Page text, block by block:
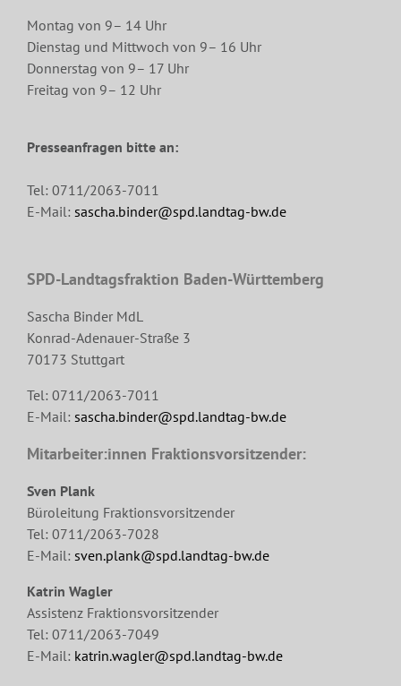
Montag von 9– 14 Uhr
Dienstag und Mittwoch von 9– 16 Uhr
Donnerstag von 9– 17 Uhr
Freitag von 9– 12 Uhr
Presseanfragen bitte an:
Tel: 0711/2063-7011
E-Mail: sascha.binder@spd.landtag-bw.de
SPD-Landtagsfraktion Baden-Württemberg
Sascha Binder MdL
Konrad-Adenauer-Straße 3
70173 Stuttgart
Tel: 0711/2063-7011
E-Mail: sascha.binder@spd.landtag-bw.de
Mitarbeiter:innen Fraktionsvorsitzender:
Sven Plank
Büroleitung Fraktionsvorsitzender
Tel: 0711/2063-7028
E-Mail: sven.plank@spd.landtag-bw.de
Katrin Wagler
Assistenz Fraktionsvorsitzender
Tel: 0711/2063-7049
E-Mail: katrin.wagler@spd.landtag-bw.de